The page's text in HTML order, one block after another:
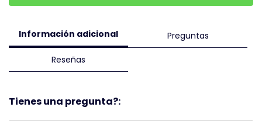
Información adicional Preguntas
Reseñas
Tienes una pregunta?: